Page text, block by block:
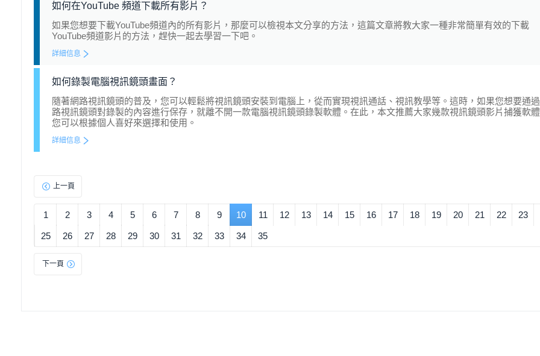
如何在YouTube 頻道下載所有影片？
如果您想要下載YouTube頻道內的所有影片，那麼可以檢視本文分享的方法，這篇文章將教大家一種非常簡單有效的下載
YouTube頻道影片的方法，趕快一起去學習一下吧。
詳細信息
如何錄製電腦視訊鏡頭畫面？
隨著網路視訊鏡頭的普及，您可以輕鬆將視訊鏡頭安裝到電腦上，從而實現視訊通話、視訊教學等。這時，如果您想要通
路視訊鏡頭對錄製的內容進行保存，就離不開一款電腦視訊鏡頭錄製軟體。在此，本文推薦大家幾款視訊鏡頭影片捕獲軟體
您可以根據個人喜好來選擇和使用。
詳細信息
上一頁
1 2 3 4 5 6 7 8 9 10 11 12 13 14 15 16 17 18 19 20 21 22 23
25 26 27 28 29 30 31 32 33 34 35
下一頁